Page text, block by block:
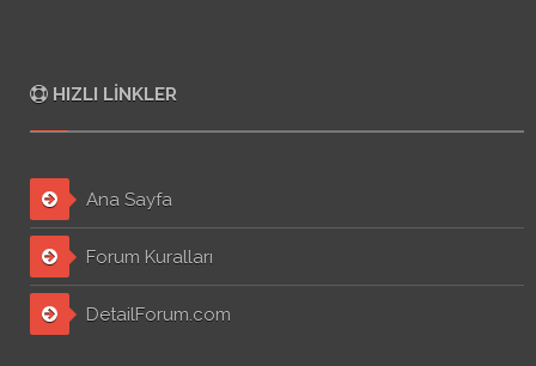
HIZLI LINKLER
Ana Sayfa
Forum Kuralları
DetailForum.com